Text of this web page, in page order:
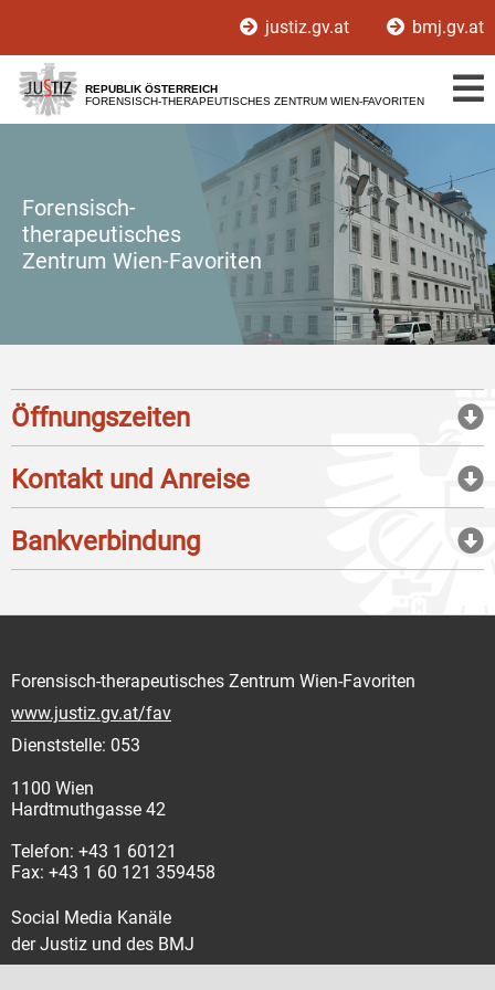
[1]
[2]
justiz.gv.at bmj.gv.at
REPUBLIK ÖSTERREICH
FORENSISCH-THERAPEUTISCHES ZENTRUM WIEN-FAVORITEN
Forensisch-
therapeutisches
Zentrum Wien-Favoriten
Öffnungszeiten
Kontakt und Anreise
Bankverbindung
Forensisch-therapeutisches Zentrum Wien-Favoriten
www.justiz.gv.at/fav
Dienststelle: 053
1100 Wien
Hardtmuthgasse 42
Telefon: +43 1 60121
Fax: +43 1 60 121 359458
Social Media Kanäle
der Justiz und des BMJ